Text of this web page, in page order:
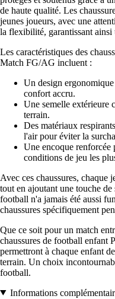
de haute qualité. Les
jeunes joueurs, avec une
la flexibilité, garantissant ainsi
Les caractéristiques des
Match FG/AG incluent :
Un design
confort accru.
Une semelle extérieure
terrain.
Des matériaux
l'air pour éviter la
Une encoque
conditions de jeu les
Avec ces chaussures, chaque
tout en ajoutant une touche
football n'a jamais été aussi
chaussures spécifiquement
Que ce soit pour un match
chaussures de football enfant
permettront à chaque enfant
terrain. Un choix
football.
Informations